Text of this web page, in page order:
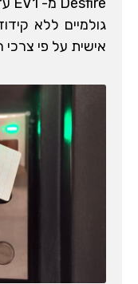
גולמיים ללא
אישית על פי צרכי